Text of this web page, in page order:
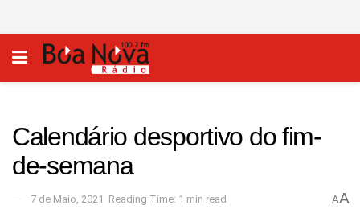
Calendário desportivo do fim-
de-semana
7 de Maio, 2021 Reading Time: 1 min read AA